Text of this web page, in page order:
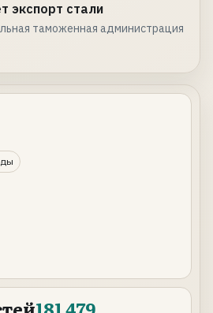
экспорт стали
таможенная администрация